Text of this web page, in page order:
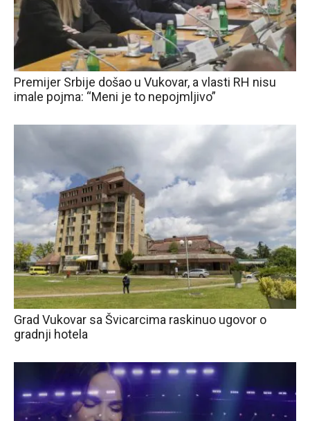
Premijer Srbije došao u Vukovar, a vlasti RH nisu
imale pojma: “Meni je to nepojmljivo”
Grad Vukovar sa Švicarcima raskinuo ugovor o
gradnji hotela